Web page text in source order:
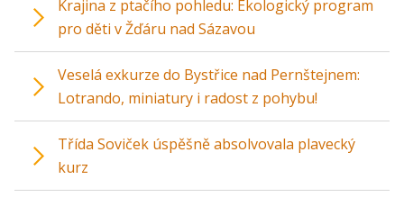
Krajina z ptačího pohledu: Ekologický program
pro děti v Žďáru nad Sázavou
Veselá exkurze do Bystřice nad Pernštejnem:
Lotrando, miniatury i radost z pohybu!
Třída Soviček úspěšně absolvovala plavecký
kurz